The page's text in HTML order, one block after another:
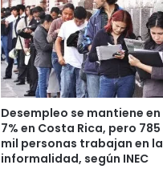
Desempleo se mantiene en
7% en Costa Rica, pero 785
mil personas trabajan en la
informalidad, según INEC